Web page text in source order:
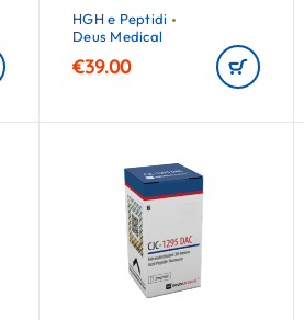
HGH e Peptidi
Deus Medical
€39.00